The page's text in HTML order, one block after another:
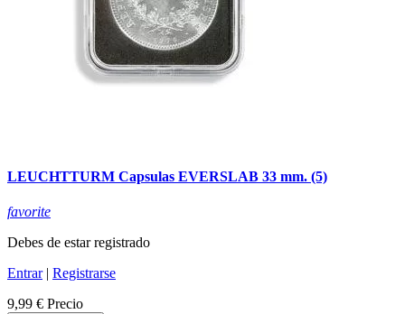
LEUCHTTURM Capsulas EVERSLAB 33 mm. (5)
favorite
Debes de estar registrado
Entrar| Registrarse
9,99 € Precio